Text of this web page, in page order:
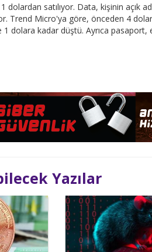
dolardan satılıyor. Data, kişinin açık
Trend Micro'ya göre, önceden 4
dolara kadar düştü. Ayrıca
Yazılar